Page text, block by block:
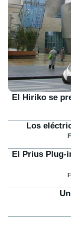
El Hiriko se
Los
El Prius Plug-